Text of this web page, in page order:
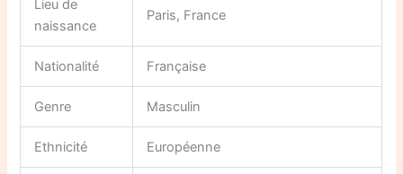
Lieu de
naissance
Paris, France
Nationalité Française
Genre Masculin
Ethnicité Européenne